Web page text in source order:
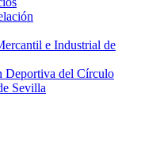
e Industrial de
Deportiva del Círculo
Sevilla